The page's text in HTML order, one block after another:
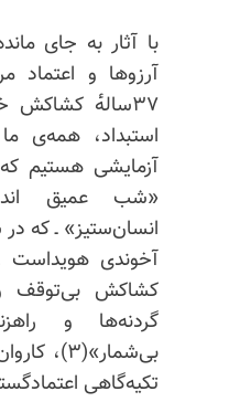
با آثار به جای
آرزوها و اعتماد
۳۷ساله‌ٔ کشاکش
استبداد، همه‌ی
آزمایشی هستیم که
«شب عمیق
انسان‌ستیز» ـ که
آخوندی هویداست
کشاکش بی‌توقف و
گردنه‌ها و
تکیه‌گاهی